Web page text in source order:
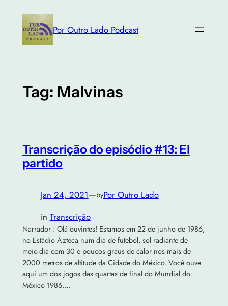
content
Por Outro Lado Podcast
Tag: Malvinas
Transcrição do episódio #13: El
partido
Jan 24, 2021—byPor Outro Lado
in Transcrição
Narrador : Olá ouvintes! Estamos em 22 de junho de 1986,
no Estádio Azteca num dia de futebol, sol radiante de
meio-dia com 30 e poucos graus de calor nos mais de
2000 metros de altitude da Cidade do México. Você ouve
aqui um dos jogos das quartas de final do Mundial do
México 1986.…